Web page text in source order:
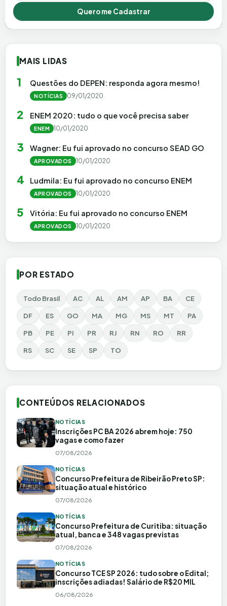
Quero me Cadastrar
MAIS LIDAS
1 Questões do DEPEN: responda agora mesmo!
NOTÍCIAS 09/01/2020
2 ENEM 2020: tudo o que você precisa saber
ENEM 10/01/2020
3 Wagner: Eu fui aprovado no concurso SEAD GO
APROVADOS 10/01/2020
4 Ludmila: Eu fui aprovado no concurso ENEM
APROVADOS 10/01/2020
5 Vitória: Eu fui aprovado no concurso ENEM
APROVADOS 10/01/2020
POR ESTADO
Todo Brasil AC AL AM AP BA CE
DF ES GO MA MG MS MT PA
PB PE PI PR RJ RN RO RR
RS SC SE SP TO
CONTEÚDOS RELACIONADOS
NOTÍCIAS
Inscrições PC BA 2026 abrem hoje: 750
vagas e como fazer
07/08/2026
NOTÍCIAS
Concurso Prefeitura de Ribeirão Preto SP:
situação atual e histórico
07/08/2026
NOTÍCIAS
Concurso Prefeitura de Curitiba: situação
atual, banca e 348 vagas previstas
07/08/2026
NOTÍCIAS
Concurso TCE SP 2026: tudo sobre o Edital;
inscrições adiadas! Salário de R$20 MIL
06/08/2026